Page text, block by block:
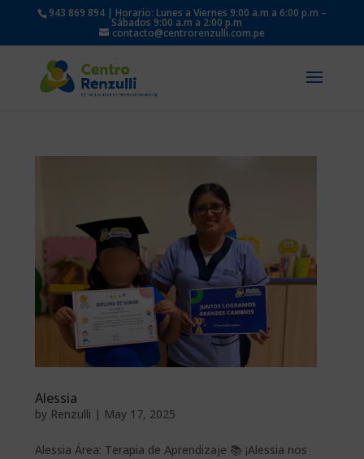
943 869 894 | Horario: Lunes a Viernes 9:00 a.m a 6:00 p.m –
Sábados 9:00 a.m a 2:00 p.m
contacto@centrorenzulli.com.pe
Alessia
by Renzulli | May 17, 2025
Alessia Área: Terapia de Aprendizaje 📚 ¡Alessia nos